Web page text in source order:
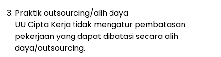
Praktik outsourcing/alih daya
UU Cipta Kerja tidak mengatur pembatasan
pekerjaan yang dapat dibatasi secara alih
daya/outsourcing.